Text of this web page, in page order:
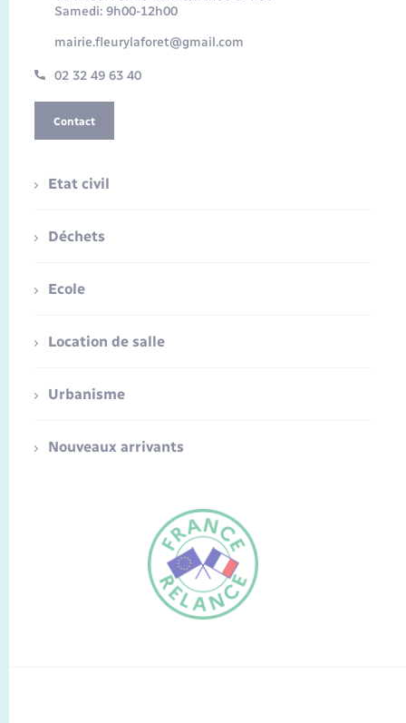
FR
Samedi: 9h00-12h00
mairie.fleurylaforet@gmail.com
02 32 49 63 40
Contact
Etat civil
Déchets
Ecole
Location de salle
Urbanisme
Nouveaux arrivants